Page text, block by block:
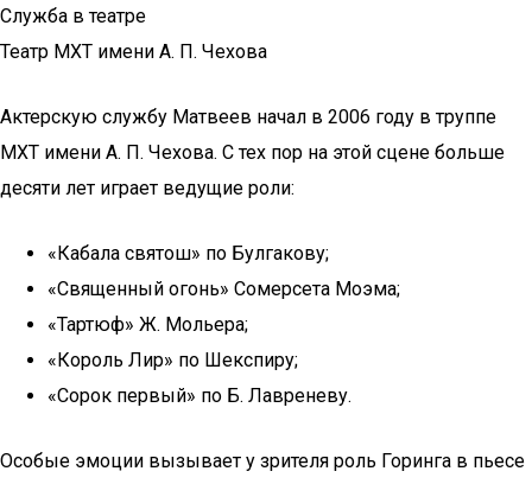
Служба в театре
Театр МХТ имени А. П. Чехова
Актерскую службу Матвеев начал в 2006 году в труппе
МХТ имени А. П. Чехова. С тех пор на этой сцене больше
десяти лет играет ведущие роли:
«Кабала святош» по Булгакову;
«Священный огонь» Сомерсета Моэма;
«Тартюф» Ж. Мольера;
«Король Лир» по Шекспиру;
«Сорок первый» по Б. Лавреневу.
Особые эмоции вызывает у зрителя роль Горинга в пьесе